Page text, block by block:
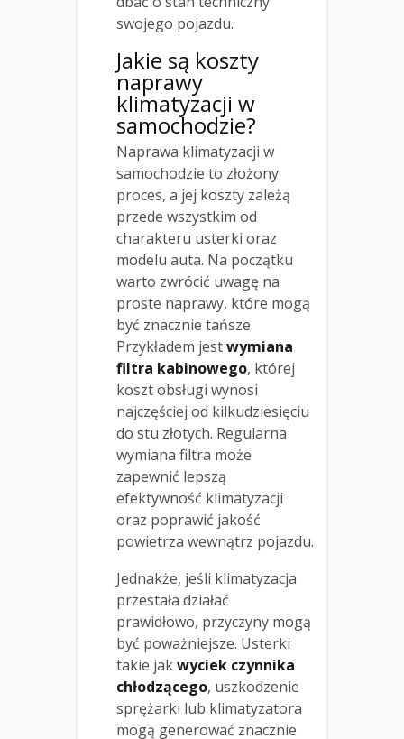
swojego pojazdu.
Jakie są koszty
naprawy
klimatyzacji w
samochodzie?
Naprawa klimatyzacji w
samochodzie to złożony
proces, a jej koszty zależą
przede wszystkim od
charakteru usterki oraz
modelu auta. Na początku
warto zwrócić uwagę na
proste naprawy, które mogą
być znacznie tańsze.
Przykładem jestwymiana
filtra kabinowego, której
koszt obsługi wynosi
najczęściej od kilkudziesięciu
do stu złotych. Regularna
wymiana filtra może
zapewnić lepszą
efektywność klimatyzacji
oraz poprawić jakość
powietrza wewnątrz pojazdu.
Jednakże, jeśli klimatyzacja
przestała działać
prawidłowo, przyczyny mogą
być poważniejsze. Usterki
takie jakwyciek czynnika
chłodzącego, uszkodzenie
sprężarki lub klimatyzatora
mogą generować znacznie